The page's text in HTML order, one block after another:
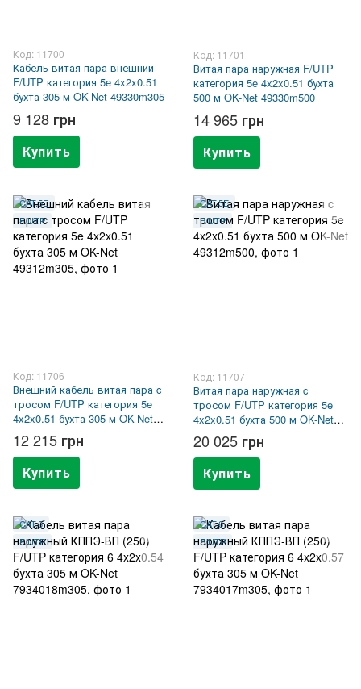
Код: 11700
Кабель витая пара внешний
F/UTP категория 5e 4x2x0.51
бухта 305 м OK-Net 49330m305
9 128 грн
Купить
Код: 11701
Витая пара наружная F/UTP
категория 5e 4x2x0.51 бухта
500 м OK-Net 49330m500
14 965 грн
Купить
CAT.5E
F/UTP
Код: 11706
Внешний кабель витая пара c
тросом F/UTP категория 5e
4x2x0.51 бухта 305 м OK-Net
49312m305
12 215 грн
Купить
CAT.5E
F/UTP
Код: 11707
Витая пара наружная c
тросом F/UTP категория 5e
4x2x0.51 бухта 500 м OK-Net
49312m500
20 025 грн
Купить
CAT.6
F/UTP
CAT.6
F/UTP